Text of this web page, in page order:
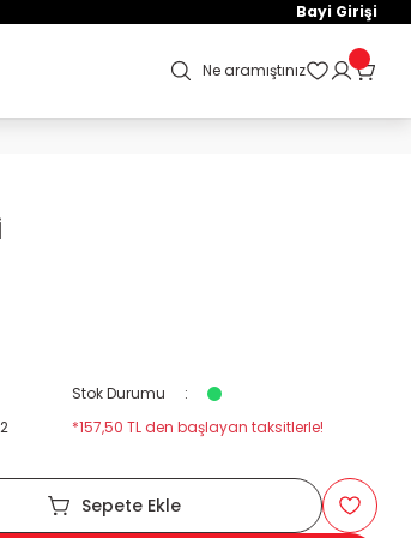
Bayi Girişi
Ne aramıştınız
Stok Durumu
*157,50 TL den başlayan taksitlerle!
Sepete Ekle